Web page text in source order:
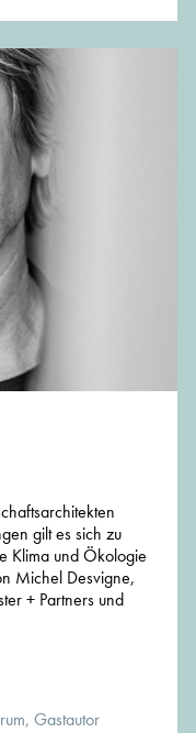
gilt es sich zu
Klima und Ökologie
Michel Desvigne,
+ Partners und
Gastautor